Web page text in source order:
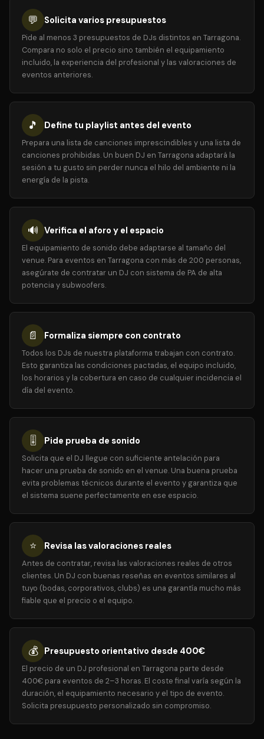
💬 Solicita varios presupuestos
Pide al menos 3 presupuestos de DJs distintos en Tarragona.
Compara no solo el precio sino también el equipamiento
incluido, la experiencia del profesional y las valoraciones de
eventos anteriores.
🎵 Define tu playlist antes del evento
Prepara una lista de canciones imprescindibles y una lista de
canciones prohibidas. Un buen DJ en Tarragona adaptará la
sesión a tu gusto sin perder nunca el hilo del ambiente ni la
energía de la pista.
🔊 Verifica el aforo y el espacio
El equipamiento de sonido debe adaptarse al tamaño del
venue. Para eventos en Tarragona con más de 200 personas,
asegúrate de contratar un DJ con sistema de PA de alta
potencia y subwoofers.
📄 Formaliza siempre con contrato
Todos los DJs de nuestra plataforma trabajan con contrato.
Esto garantiza las condiciones pactadas, el equipo incluido,
los horarios y la cobertura en caso de cualquier incidencia el
día del evento.
🎚️ Pide prueba de sonido
Solicita que el DJ llegue con suficiente antelación para
hacer una prueba de sonido en el venue. Una buena prueba
evita problemas técnicos durante el evento y garantiza que
el sistema suene perfectamente en ese espacio.
⭐ Revisa las valoraciones reales
Antes de contratar, revisa las valoraciones reales de otros
clientes. Un DJ con buenas reseñas en eventos similares al
tuyo (bodas, corporativos, clubs) es una garantía mucho más
fiable que el precio o el equipo.
💰 Presupuesto orientativo desde 400€
El precio de un DJ profesional en Tarragona parte desde
400€ para eventos de 2–3 horas. El coste final varía según la
duración, el equipamiento necesario y el tipo de evento.
Solicita presupuesto personalizado sin compromiso.